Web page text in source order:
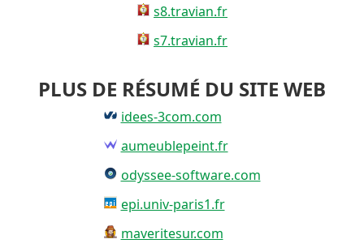
s8.travian.fr
s7.travian.fr
PLUS DE RÉSUMÉ DU SITE WEB
idees-3com.com
aumeublepeint.fr
odyssee-software.com
epi.univ-paris1.fr
maveritesur.com